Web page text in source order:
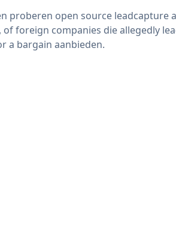
proberen open source leadcapture
of foreign companies die allegedly
a bargain aanbieden.